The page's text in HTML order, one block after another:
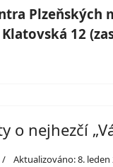
Plzeňských
12
o nejhezčí
Aktualizováno: 8. leden